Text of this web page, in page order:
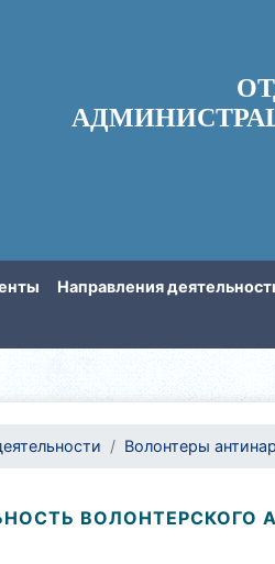
Направления
Волонтеры
ВОЛОНТЕРСКОГО